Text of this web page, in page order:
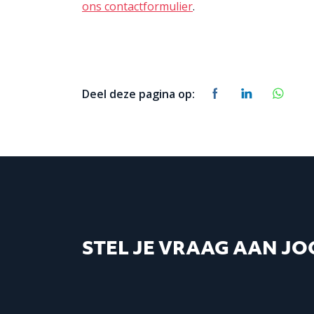
ons contactformulier.
Deel deze pagina op:
STEL JE VRAAG AAN